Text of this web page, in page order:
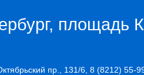
площадь
пр., 131/6, 8 (8212) 55-